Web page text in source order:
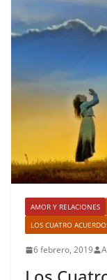
AMOR Y RELACIONES
LOS CUATRO
6 febrero, 2019